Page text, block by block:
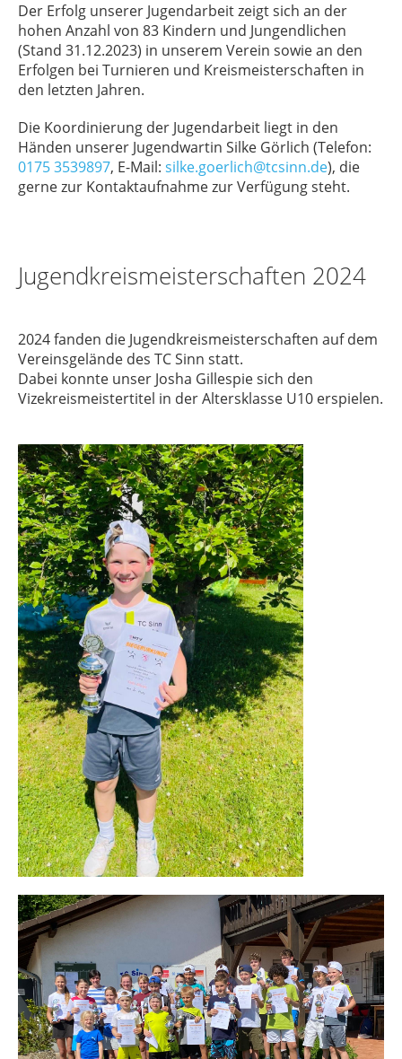
Der Erfolg unserer Jugendarbeit zeigt sich an der
hohen Anzahl von 83 Kindern und Jungendlichen
(Stand 31.12.2023) in unserem Verein sowie an den
Erfolgen bei Turnieren und Kreismeisterschaften in
den letzten Jahren.
Die Koordinierung der Jugendarbeit liegt in den
Händen unserer Jugendwartin Silke Görlich (Telefon:
0175 3539897, E-Mail: silke.goerlich@tcsinn.de), die
gerne zur Kontaktaufnahme zur Verfügung steht.
Jugendkreismeisterschaften 2024
2024 fanden die Jugendkreismeisterschaften auf dem
Vereinsgelände des TC Sinn statt.
Dabei konnte unser Josha Gillespie sich den
Vizekreismeistertitel in der Altersklasse U10 erspielen.